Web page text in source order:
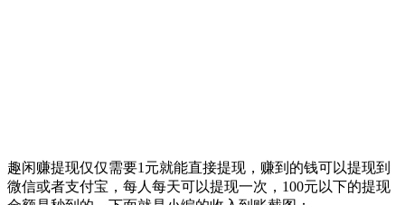
趣闲赚提现仅仅需要1元就能直接提现，赚到的钱可以提现到
微信或者支付宝，每人每天可以提现一次，100元以下的提现